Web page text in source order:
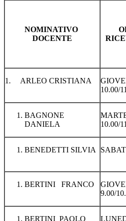
NOMINATIVO
DOCENTE
1. ARLEO CRISTIANA
10.00/
BAGNONE
DANIELA
10.00/
BENEDETTI SILVIA
BERTINI FRANCO
9.00/
BERTINI PAOLO